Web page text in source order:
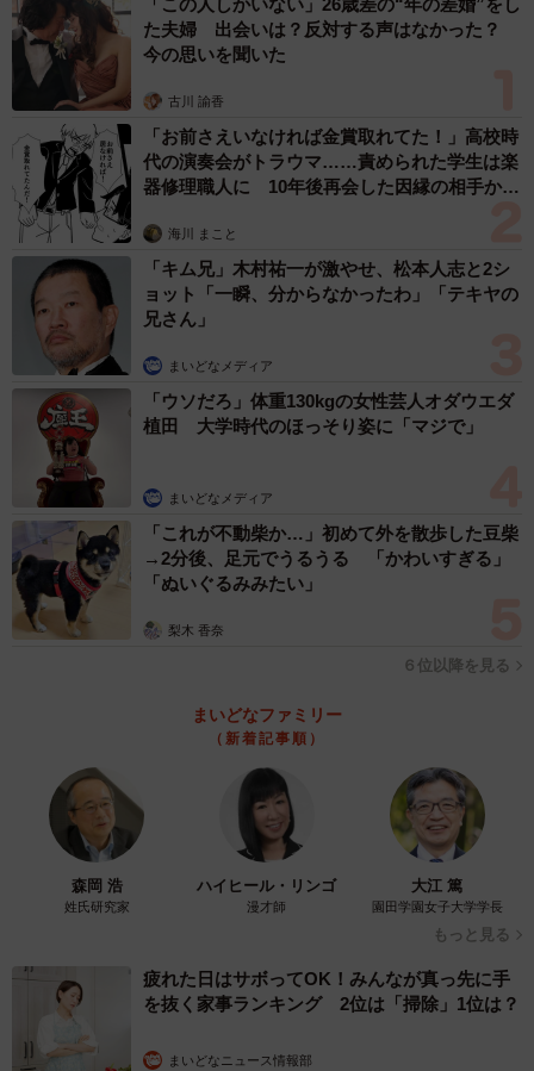
「この人しかいない」26歳差の“年の差婚”をし
た夫婦 出会いは？反対する声はなかった？
今の思いを聞いた
古川 諭香
「お前さえいなければ金賞取れてた！」高校時
代の演奏会がトラウマ……責められた学生は楽
器修理職人に 10年後再会した因縁の相手から
海川 まこと
「キム兄」木村祐一が激やせ、松本人志と2シ
ョット「一瞬、分からなかったわ」「テキヤの
兄さん」
まいどなメディア
「ウソだろ」体重130kgの女性芸人オダウエダ
植田 大学時代のほっそり姿に「マジで」
まいどなメディア
「これが不動柴か…」初めて外を散歩した豆柴
→2分後、足元でうるうる 「かわいすぎる」
「ぬいぐるみみたい」
梨木 香奈
６位以降を見る
まいどなファミリー
（新着記事順）
森岡 浩
姓氏研究家
ハイヒール・リンゴ
漫才師
大江 篤
園田学園女子大学学長
もっと見る
疲れた日はサボってOK！みんなが真っ先に手
を抜く家事ランキング 2位は「掃除」1位は？
まいどなニュース情報部